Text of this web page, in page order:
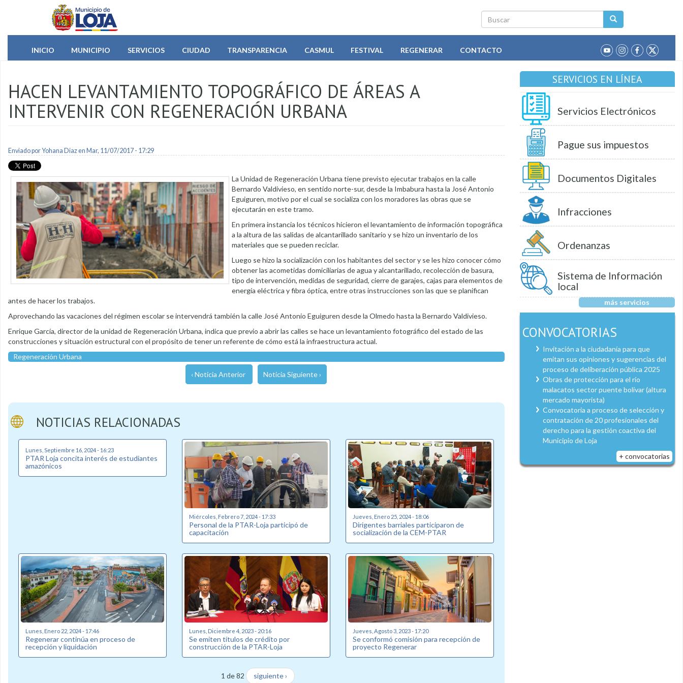
Pasar al contenido principal
Buscar
INICIO
MUNICIPIO SERVICIOS CIUDAD TRANSPARENCIA CASMUL FESTIVAL REGENERAR CONTACTO
HACEN LEVANTAMIENTO TOPOGRÁFICO DE ÁREAS A
INTERVENIR CON REGENERACIÓN URBANA
Enviado porYohana Diazen Mar, 11/07/2017 - 17:29
La Unidad de Regeneración Urbana tiene previsto ejecutar trabajos en la calle
Bernardo Valdivieso, en sentido norte-sur, desde la Imbabura hasta la José Antonio
Eguiguren, motivo por el cual se socializa con los moradores las obras que se
ejecutarán en este tramo.
En primera instancia los técnicos hicieron el levantamiento de información topográfica
a la altura de las salidas de alcantarillado sanitario y se hizo un inventario de los
materiales que se pueden reciclar.
Luego se hizo la socialización con los habitantes del sector y se les hizo conocer cómo
obtener las acometidas domiciliarias de agua y alcantarillado, recolección de basura,
tipo de intervención, medidas de seguridad, cierre de garajes, cajas para elementos de
energía eléctrica y fibra óptica, entre otras instrucciones son las que se planifican
antes de hacer los trabajos.
Aprovechando las vacaciones del régimen escolar se intervendrá también la calle José Antonio Eguiguren desde la Olmedo hasta la Bernardo Valdivieso.
Enrique García, director de la unidad de Regeneración Urbana, indica que previo a abrir las calles se hace un levantamiento fotográfico del estado de las
construcciones y situación estructural con el propósito de tener un referente de cómo está la infraestructura actual.
Regeneración Urbana
‹ Noticia Anterior Noticia Siguiente ›
NOTICIAS RELACIONADAS
Lunes, Septiembre 16, 2024 - 16:23
PTAR Loja concita interés de estudiantes
amazónicos
Miércoles, Febrero 7, 2024 - 17:33
Personal de la PTAR-Loja participó de
capacitación
Jueves, Enero 25, 2024 - 18:06
Dirigentes barriales participaron de
socialización de la CEM-PTAR
Lunes, Enero 22, 2024 - 17:46
Regenerar continúa en proceso de
recepción y liquidación
Lunes, Diciembre 4, 2023 - 20:16
Se emiten títulos de crédito por
construcción de la PTAR-Loja
Jueves, Agosto 3, 2023 - 17:20
Se conformó comisión para recepción de
proyecto Regenerar
1 de 82 siguiente ›
SERVICIOS EN LÍNEA
Servicios Electrónicos
Pague sus impuestos
Documentos Digitales
Infracciones
Ordenanzas
Sistema de Información
local
más servicios
CONVOCATORIAS
Invitación a la ciudadanía para que
emitan sus opiniones y sugerencias del
proceso de deliberación pública 2025
Obras de protección para el río
malacatos sector puente bolívar (altura
mercado mayorista)
Convocatoria a proceso de selección y
contratación de 20 profesionales del
derecho para la gestión coactiva del
Municipio de Loja
+ convocatorias